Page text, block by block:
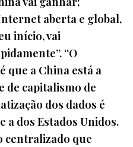
aberta e global,
início, vai
“O
que a China está a
de capitalismo de
dos dados é
a dos Estados Unidos.
centralizado que